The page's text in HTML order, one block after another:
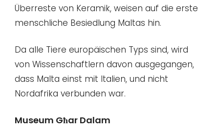
Überreste von Keramik, weisen auf die erste
menschliche Besiedlung Maltas hin.
Da alle Tiere europäischen Typs sind, wird
von Wissenschaftlern davon ausgegangen,
dass Malta einst mit Italien, und nicht
Nordafrika verbunden war.
Museum Għar Dalam